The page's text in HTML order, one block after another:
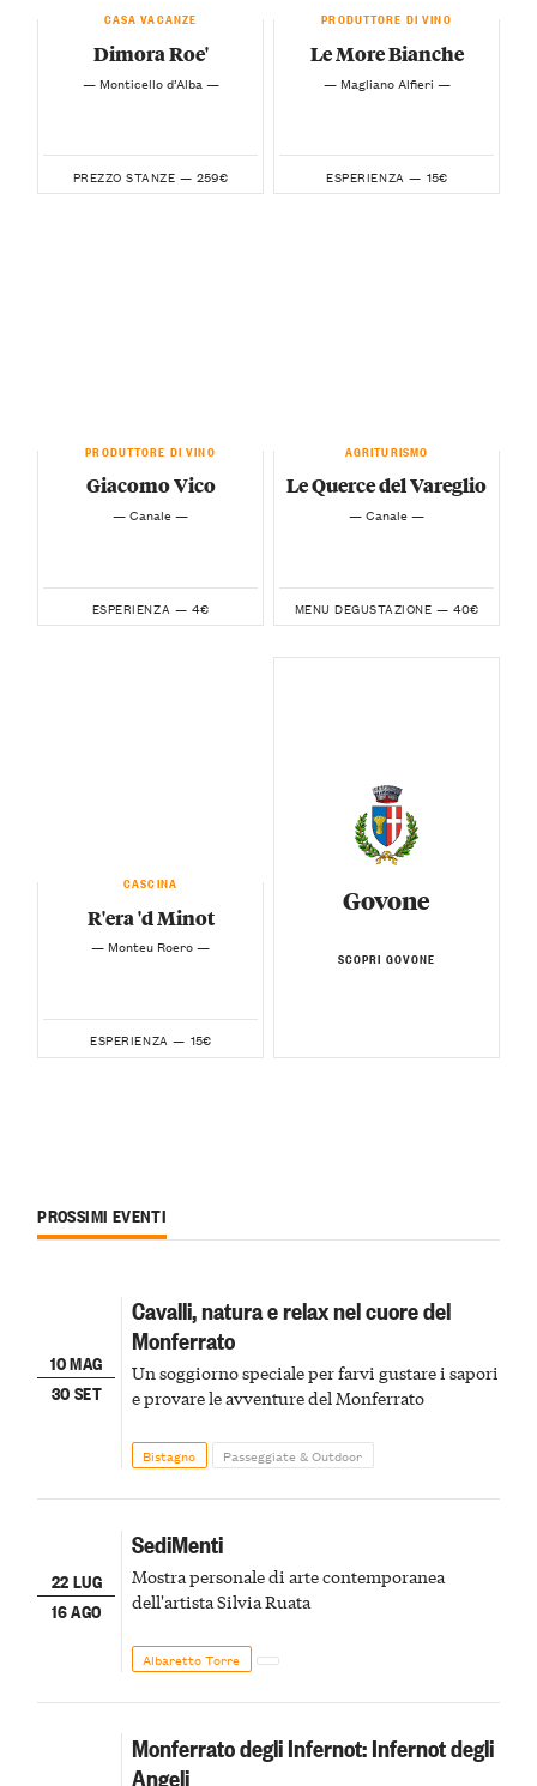
CASA VACANZE
Dimora Roe'
— Monticello d’Alba —
PREZZO STANZE — 259€
PRODUTTORE DI VINO
Le More Bianche
— Magliano Alfieri —
ESPERIENZA — 15€
PRODUTTORE DI VINO
Giacomo Vico
— Canale —
ESPERIENZA — 4€
AGRITURISMO
Le Querce del Vareglio
— Canale —
MENU DEGUSTAZIONE — 40€
CASCINA
R'era 'd Minot
— Monteu Roero —
ESPERIENZA — 15€
Govone
SCOPRI GOVONE
PROSSIMI EVENTI
10 MAG
30 SET
Cavalli, natura e relax nel cuore del
Monferrato
Un soggiorno speciale per farvi gustare i sapori
e provare le avventure del Monferrato
Bistagno Passeggiate & Outdoor
22 LUG
16 AGO
SediMenti
Mostra personale di arte contemporanea
dell'artista Silvia Ruata
Albaretto Torre
Monferrato degli Infernot: Infernot degli
Angeli